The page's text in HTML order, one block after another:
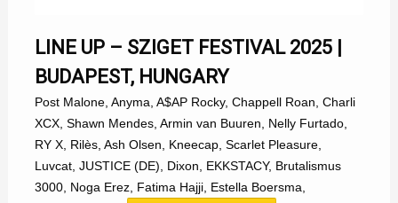
LINE UP – SZIGET FESTIVAL 2025 |
BUDAPEST, HUNGARY
Post Malone, Anyma, A$AP Rocky, Chappell Roan, Charli
XCX, Shawn Mendes, Armin van Buuren, Nelly Furtado,
RY X, Rilès, Ash Olsen, Kneecap, Scarlet Pleasure,
Luvcat, JUSTICE (DE), Dixon, EKKSTACY, Brutalismus
3000, Noga Erez, Fatima Hajji, Estella Boersma,